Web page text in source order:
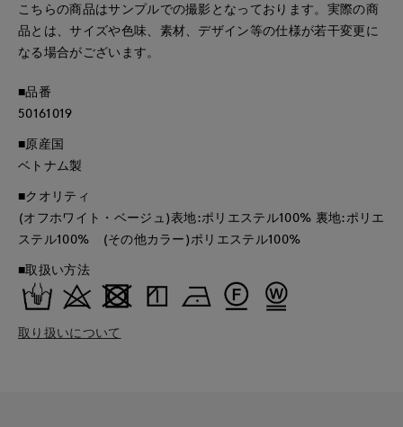
こちらの商品はサンプルでの撮影となっております。実際の商
品とは、サイズや色味、素材、デザイン等の仕様が若干変更に
なる場合がございます。
■品番
50161019
■原産国
ベトナム製
■クオリティ
(オフホワイト・ベージュ)表地:ポリエステル100% 裏地:ポリエ
ステル100% (その他カラー)ポリエステル100%
■取扱い方法
取り扱いについて